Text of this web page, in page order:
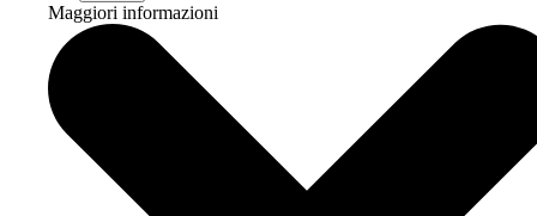
Maggiori informazioni